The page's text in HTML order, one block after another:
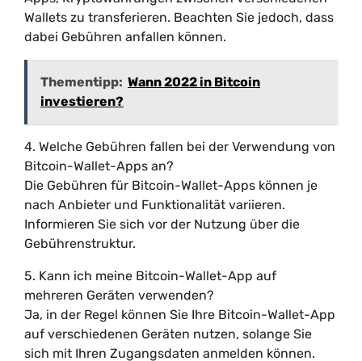
Wallets zu transferieren. Beachten Sie jedoch, dass
dabei Gebühren anfallen können.
Thementipp: Wann 2022 in Bitcoin
investieren?
4. Welche Gebühren fallen bei der Verwendung von
Bitcoin-Wallet-Apps an?
Die Gebühren für Bitcoin-Wallet-Apps können je
nach Anbieter und Funktionalität variieren.
Informieren Sie sich vor der Nutzung über die
Gebührenstruktur.
5. Kann ich meine Bitcoin-Wallet-App auf
mehreren Geräten verwenden?
Ja, in der Regel können Sie Ihre Bitcoin-Wallet-App
auf verschiedenen Geräten nutzen, solange Sie
sich mit Ihren Zugangsdaten anmelden können.